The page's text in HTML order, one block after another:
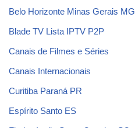
Belo Horizonte Minas Gerais MG
Blade TV Lista IPTV P2P
Canais de Filmes e Séries
Canais Internacionais
Curitiba Paraná PR
Espírito Santo ES